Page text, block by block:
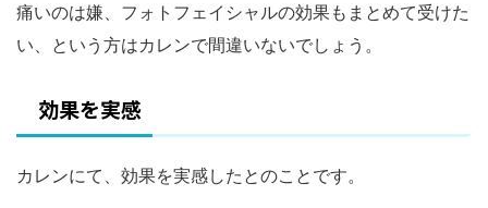
痛いのは嫌、フォトフェイシャルの効果もまとめて受けた
い、という方はカレンで間違いないでしょう。
効果を実感
カレンにて、効果を実感したとのことです。